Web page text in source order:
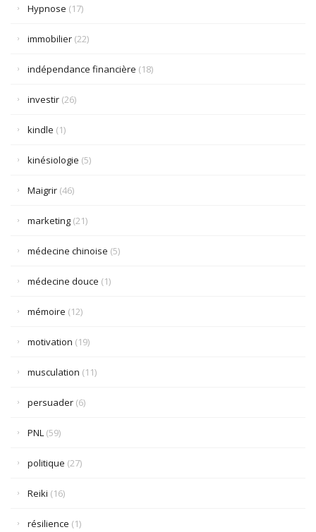
Hypnose (17)
immobilier (22)
indépendance financière (18)
investir (26)
kindle (1)
kinésiologie (5)
Maigrir (46)
marketing (21)
médecine chinoise (5)
médecine douce (1)
mémoire (12)
motivation (19)
musculation (11)
persuader (6)
PNL (59)
politique (27)
Reiki (16)
résilience (1)